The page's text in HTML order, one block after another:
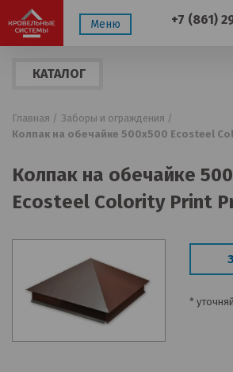
Меню +7 (861)
КАТАЛОГ
Главная / Заборы и ограждения /
Колпак на обечайке 500х500 Ecosteel
Колпак на обечайке
Ecosteel Colority Print
*